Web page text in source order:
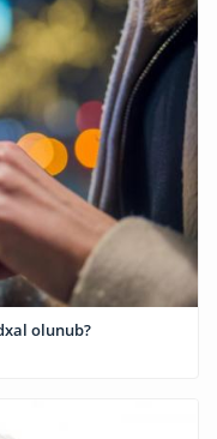
olunub?